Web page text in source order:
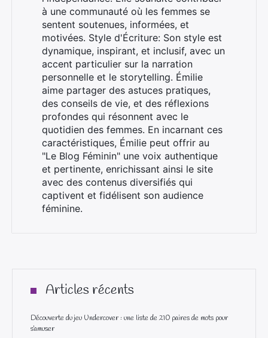
à une communauté où les femmes se
sentent soutenues, informées, et
motivées. Style d'Écriture: Son style est
dynamique, inspirant, et inclusif, avec un
accent particulier sur la narration
personnelle et le storytelling. Émilie
aime partager des astuces pratiques,
des conseils de vie, et des réflexions
profondes qui résonnent avec le
quotidien des femmes. En incarnant ces
caractéristiques, Émilie peut offrir au
"Le Blog Féminin" une voix authentique
et pertinente, enrichissant ainsi le site
avec des contenus diversifiés qui
captivent et fidélisent son audience
féminine.
Articles récents
Découverte du jeu Undercover : une liste de 210 paires de mots pour
s’amuser